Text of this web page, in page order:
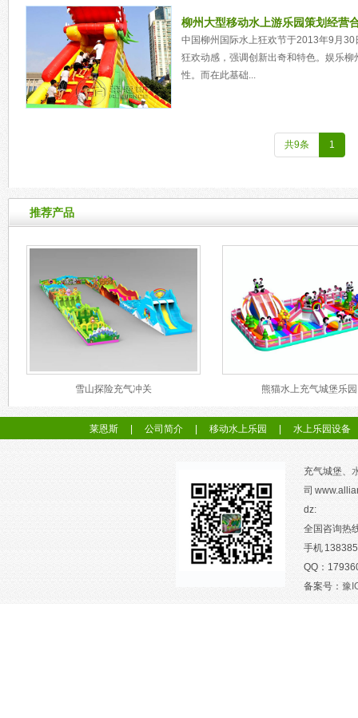
柳州大型移动水上游乐园策划经营
中国柳州国际水上狂欢节于2013年9月
狂欢动感，强调创新出奇和特色。娱乐
性。而在此基础...
共9条 1
推荐产品
雪山探险充气冲关 熊猫水上充气城堡乐园
莱恩斯 公司简介 移动水上乐园 水上乐园设备
充气城堡、
司
dz:
全国咨询热
手机
QQ：
备案号： 豫